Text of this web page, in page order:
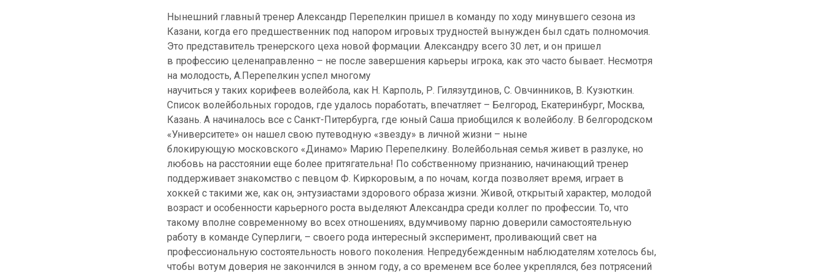
Нынешний главный тренер Александр Перепелкин пришел в команду по ходу минувшего сезона из
Казани, когда его предшественник под напором игровых трудностей вынужден был сдать полномочия.
Это представитель тренерского цеха новой формации. Александру всего 30 лет, и он пришел
в профессию целенаправленно – не после завершения карьеры игрока, как это часто бывает. Несмотря
на молодость, А.Перепелкин успел многому
научиться у таких корифеев волейбола, как Н. Карполь, Р. Гилязутдинов, С. Овчинников, В. Кузюткин.
Список волейбольных городов, где удалось поработать, впечатляет – Белгород, Екатеринбург, Москва,
Казань. А начиналось все с Санкт-Питербурга, где юный Саша приобщился к волейболу. В белгородском
«Университете» он нашел свою путеводную «звезду» в личной жизни – ныне
блокирующую московского «Динамо» Марию Перепелкину. Волейбольная семья живет в разлуке, но
любовь на расстоянии еще более притягательна! По собственному признанию, начинающий тренер
поддерживает знакомство с певцом Ф. Киркоровым, а по ночам, когда позволяет время, играет в
хоккей с такими же, как он, энтузиастами здорового образа жизни. Живой, открытый характер, молодой
возраст и особенности карьерного роста выделяют Александра среди коллег по профессии. То, что
такому вполне современному во всех отношениях, вдумчивому парню доверили самостоятельную
работу в команде Суперлиги, – своего рода интересный эксперимент, проливающий свет на
профессиональную состоятельность нового поколения. Непредубежденным наблюдателям хотелось бы,
чтобы вотум доверия не закончился в энном году, а со временем все более укреплялся, без потрясений